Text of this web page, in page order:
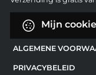
Mijn
ALGEMENE
PRIVACYBELEID